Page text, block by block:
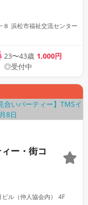
ー
23〜43歳 1,000円
◎受付中
ー・街コ
ル（仲人協会内） 4F